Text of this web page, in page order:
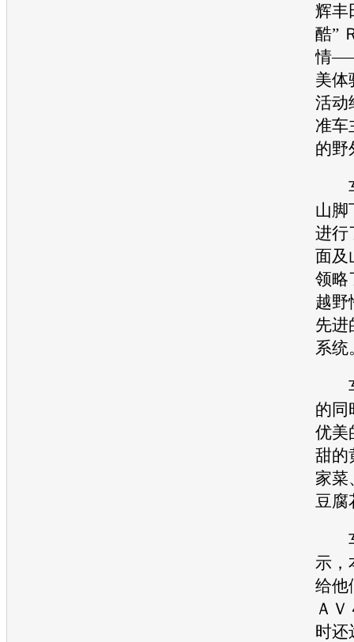
辉丰
酷”
情
美体
活动
准车
的野
车
山脚
进行
面及
领略
越野
先进
系统
车
的同
优美
甜的
家菜
豆腐
车
示，
给他
Ａ
时还